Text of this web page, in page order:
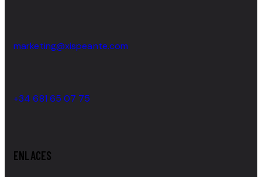
marketing@xispeante.com
+34 681 65 07 75
ENLACES